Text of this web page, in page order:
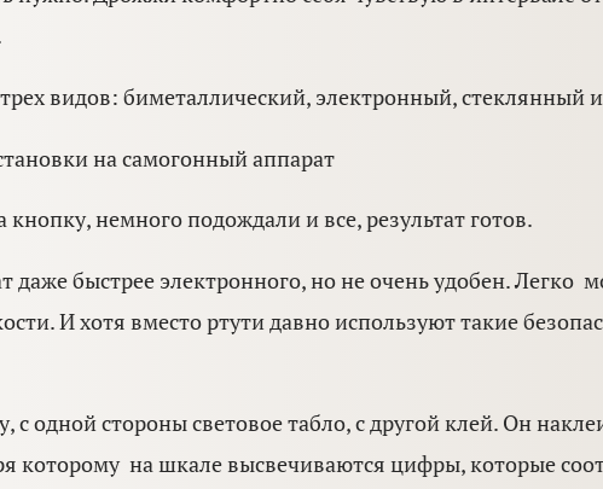
видов: биметаллический, электронный, стеклянный
на самогонный аппарат
немного подождали и все, результат готов.
даже быстрее электронного, но не очень удобен. Легко
И хотя вместо ртути давно используют такие
одной стороны световое табло, с другой клей. Он
которому на шкале высвечиваются цифры, которые